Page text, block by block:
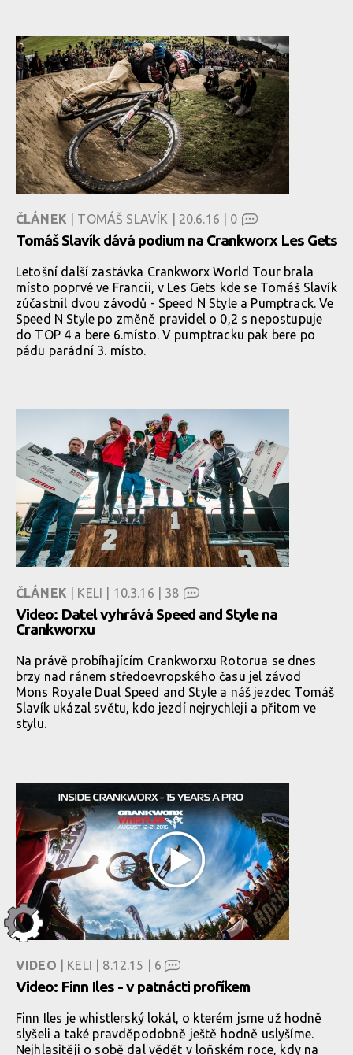
ČLÁNEK | TOMÁŠ SLAVÍK | 20.6.16 | 0
Tomáš Slavík dává podium na Crankworx Les Gets
Letošní další zastávka Crankworx World Tour brala
místo poprvé ve Francii, v Les Gets kde se Tomáš Slavík
zúčastnil dvou závodů - Speed N Style a Pumptrack. Ve
Speed N Style po změně pravidel o 0,2 s nepostupuje
do TOP 4 a bere 6.místo. V pumptracku pak bere po
pádu parádní 3. místo.
ČLÁNEK | KELI | 10.3.16 | 38
Video: Datel vyhrává Speed and Style na
Crankworxu
Na právě probíhajícím Crankworxu Rotorua se dnes
brzy nad ránem středoevropského času jel závod
Mons Royale Dual Speed and Style a náš jezdec Tomáš
Slavík ukázal světu, kdo jezdí nejrychleji a přitom ve
stylu.
VIDEO | KELI | 8.12.15 | 6
Video: Finn Iles - v patnácti profíkem
Finn Iles je whistlerský lokál, o kterém jsme už hodně
slyšeli a také pravděpodobně ještě hodně uslyšíme.
Nejhlasitěji o sobě dal vědět v loňském roce, kdy na